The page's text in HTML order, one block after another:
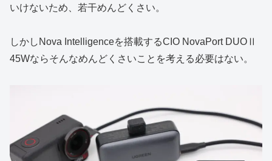
いけないため、若干めんどくさい。
しかしNova Intelligenceを搭載するCIO NovaPort DUOⅡ
45Wならそんなめんどくさいことを考える必要はない。